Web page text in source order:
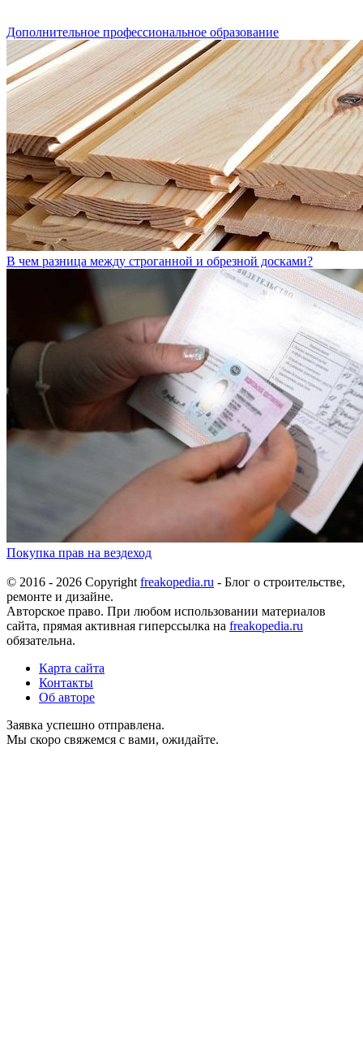
Дополнительное профессиональное образование
В чем разница между строганной и обрезной досками?
Покупка прав на вездеход
© 2016 - 2026 Copyrightfreakopedia.ru - Блог о строительстве,
ремонте и дизайне.
Авторское право. При любом использовании материалов
сайта, прямая активная гиперссылка на freakopedia.ru
обязательна.
Карта сайта
Контакты
Об авторе
Заявка успешно отправлена.
Мы скоро свяжемся с вами, ожидайте.